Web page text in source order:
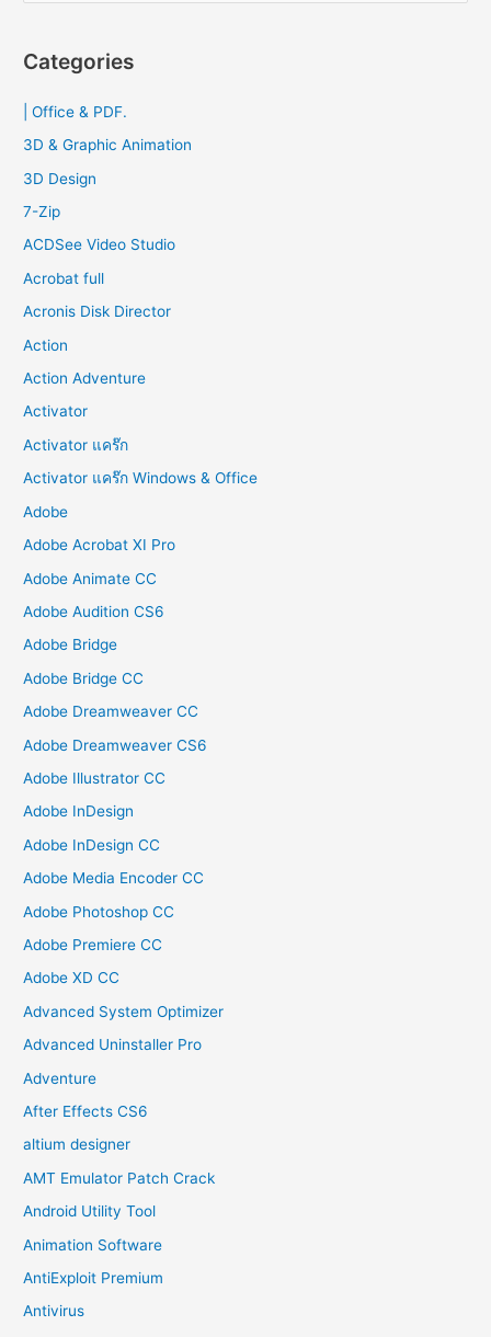
r
f
o
Categories
| Office & PDF.
3D & Graphic Animation
3D Design
7-Zip
ACDSee Video Studio
Acrobat full
Acronis Disk Director
Action
Action Adventure
Activator
Activator แคร๊ก
Activator แคร๊ก Windows & Office
Adobe
Adobe Acrobat XI Pro
Adobe Animate CC
Adobe Audition CS6
Adobe Bridge
Adobe Bridge CC
Adobe Dreamweaver CC
Adobe Dreamweaver CS6
Adobe Illustrator CC
Adobe InDesign
Adobe InDesign CC
Adobe Media Encoder CC
Adobe Photoshop CC
Adobe Premiere CC
Adobe XD CC
Advanced System Optimizer
Advanced Uninstaller Pro
Adventure
After Effects CS6
altium designer
AMT Emulator Patch Crack
Android Utility Tool
Animation Software
AntiExploit Premium
Antivirus